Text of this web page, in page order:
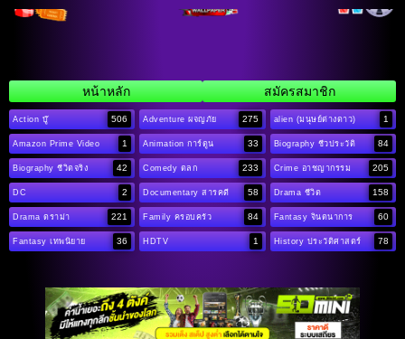
หน้าหลัก สมัครสมาชิก
Action บู๊ 506 Adventure ผจญภัย 275 alien (มนุษย์ต่างดาว) 1
Amazon Prime Video 1 Animation การ์ตูน 33 Biography ชีวประวัติ 84
Biography ชีวิตจริง 42 Comedy ตลก 233 Crime อาชญากรรม 205
DC 2 Documentary สารคดี 58 Drama ชีวิต 158
Drama ดราม่า 221 Family ครอบครัว 84 Fantasy จินตนาการ 60
Fantasy เทพนิยาย 36 HDTV 1 History ประวัติศาสตร์ 78